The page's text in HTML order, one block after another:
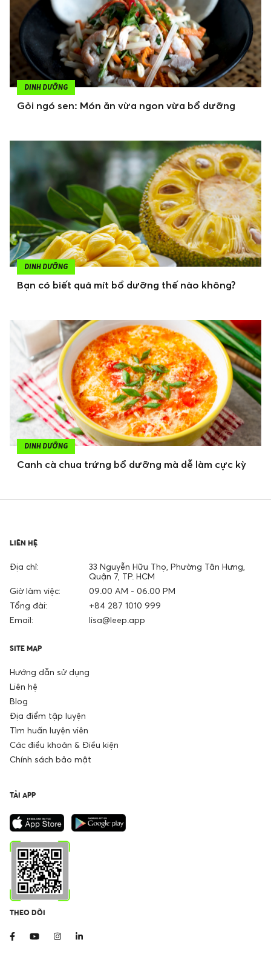
DINH DƯỠNG
Gỏi ngó sen: Món ăn vừa ngon vừa bổ dưỡng
DINH DƯỠNG
Bạn có biết quả mít bổ dưỡng thế nào không?
DINH DƯỠNG
Canh cà chua trứng bổ dưỡng mà dễ làm cực kỳ
LIÊN HỆ
Địa chỉ:
33 Nguyễn Hữu Thọ, Phường Tân Hưng,
Quận 7, TP. HCM
Giờ làm việc:
09.00 AM - 06.00 PM
Tổng đài:
+84 287 1010 999
Email:
lisa@leep.app
SITE MAP
Hướng dẫn sử dụng
Liên hệ
Blog
Địa điểm tập luyện
Tìm huấn luyện viên
Các điều khoản & Điều kiện
Chính sách bảo mật
TẢI APP
THEO DÕI